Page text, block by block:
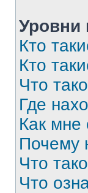
Уровни
Кто
Кто
Что
Где
Как мне
Почему
Что
Что